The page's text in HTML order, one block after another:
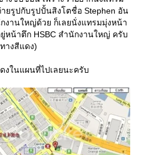
ยรูปกับรูปปั้นสิงโตชื่อ Stephen อัน
านใหญ่ด้วย ก็เลยนั่งแทรมมุ่งหน้า
หน้าตึก HSBC สำนักงานใหญ่ ครับ
างสีแดง)
งในแผนที่ไปเลยนะครับ